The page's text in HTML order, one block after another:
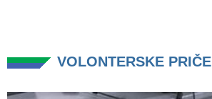
VOLONTERSKE PRIČE